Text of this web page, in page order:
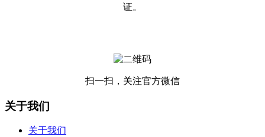
证。
扫一扫，关注官方微信
关于我们
关于我们